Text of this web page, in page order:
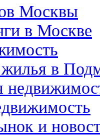
Москвы
в Москве
в
и